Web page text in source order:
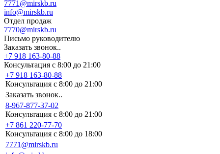
7771@mirskb.ru
info@mirskb.ru
Отдел продаж
7770@mirskb.ru
Письмо руководителю
Заказать звонок..
+7 918 163-80-88
Консультация с 8:00 до 21:00
+7 918 163-80-88
Консультация с 8:00 до 21:00
Заказать звонок..
8-967-877-37-02
Консультация с 8:00 до 21:00
+7 861 220-77-70
Консультация с 8:00 до 18:00
7771@mirskb.ru